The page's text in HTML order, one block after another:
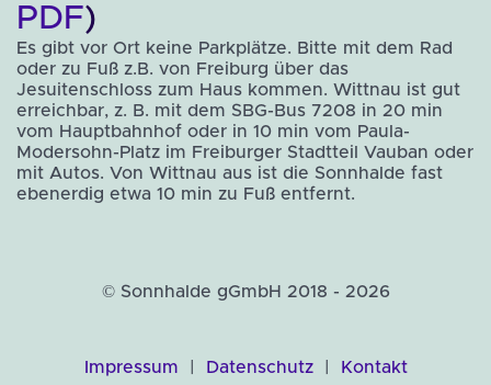
PDF)
Es gibt vor Ort keine Parkplätze. Bitte mit dem Rad
oder zu Fuß z.B. von Freiburg über das
Jesuitenschloss zum Haus kommen. Wittnau ist gut
erreichbar, z. B. mit dem SBG-Bus 7208 in 20 min
vom Hauptbahnhof oder in 10 min vom Paula-
Modersohn-Platz im Freiburger Stadtteil Vauban oder
mit Autos. Von Wittnau aus ist die Sonnhalde fast
ebenerdig etwa 10 min zu Fuß entfernt.
© Sonnhalde gGmbH 2018 - 2026
Impressum Datenschutz| Kontakt